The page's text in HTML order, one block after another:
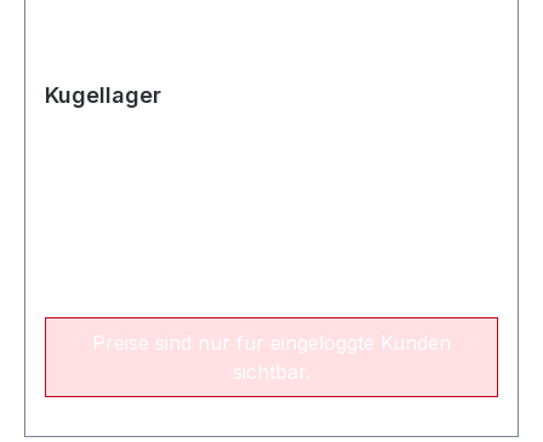
Kugellager
Preise sind nur für eingeloggte Kunden
sichtbar.